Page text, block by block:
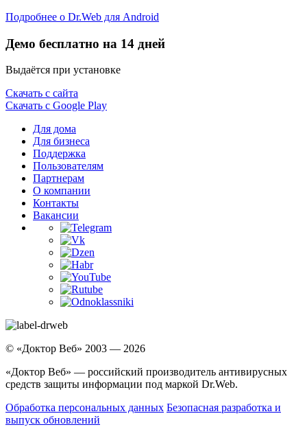
Подробнее о Dr.Web для Android
Демо бесплатно на 14 дней
Выдаётся при установке
Скачать с сайта
Скачать с Google Play
Для дома
Для бизнеса
Поддержка
Пользователям
Партнерам
О компании
Контакты
Вакансии
© «Доктор Веб» 2003 — 2026
«Доктор Веб» — российский производитель антивирусных
средств защиты информации под маркой Dr.Web.
Обработка персональных данных Безопасная разработка и
выпуск обновлений